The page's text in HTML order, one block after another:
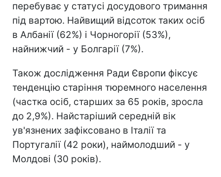
перебуває у статусі досудового тримання
під вартою. Найвищий відсоток таких осіб
в Албанії (62%) і Чорногорії (53%),
найнижчий - у Болгарії (7%).
Також дослідження Ради Європи фіксує
тенденцію старіння тюремного населення
(частка осіб, старших за 65 років, зросла
до 2,9%). Найстаріший середній вік
ув'язнених зафіксовано в Італії та
Португалії (42 роки), наймолодший - у
Молдові (30 років).